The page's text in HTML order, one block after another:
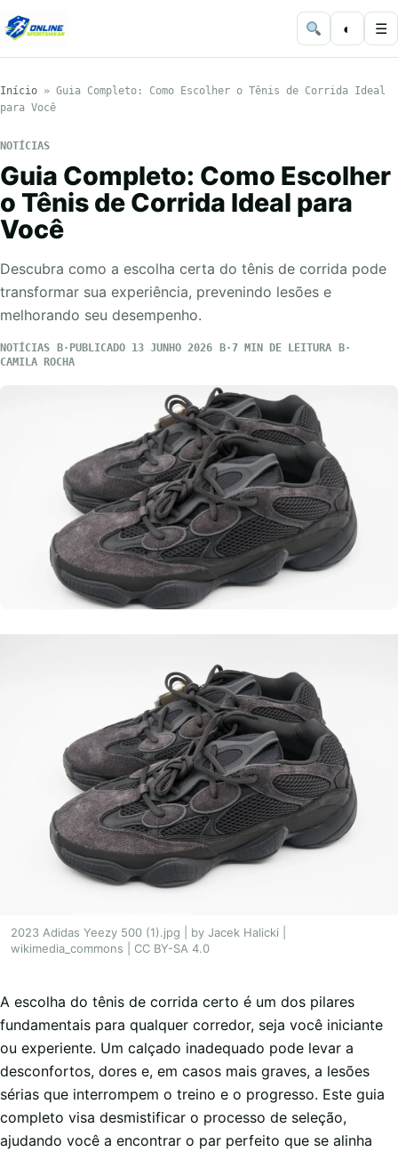
◐ ☰
Início » Guia Completo: Como Escolher o Tênis de Corrida Ideal
para Você
NOTÍCIAS
Guia Completo: Como Escolher
o Tênis de Corrida Ideal para
Você
Descubra como a escolha certa do tênis de corrida pode
transformar sua experiência, prevenindo lesões e
melhorando seu desempenho.
NOTÍCIAS PUBLICADO 13 JUNHO 2026
7 MIN DE LEITURA
CAMILA ROCHA
2023 Adidas Yeezy 500 (1).jpg | by Jacek Halicki |
wikimedia_commons | CC BY-SA 4.0
A escolha do tênis de corrida certo é um dos pilares
fundamentais para qualquer corredor, seja você iniciante
ou experiente. Um calçado inadequado pode levar a
desconfortos, dores e, em casos mais graves, a lesões
sérias que interrompem o treino e o progresso. Este guia
completo visa desmistificar o processo de seleção,
ajudando você a encontrar o par perfeito que se alinha